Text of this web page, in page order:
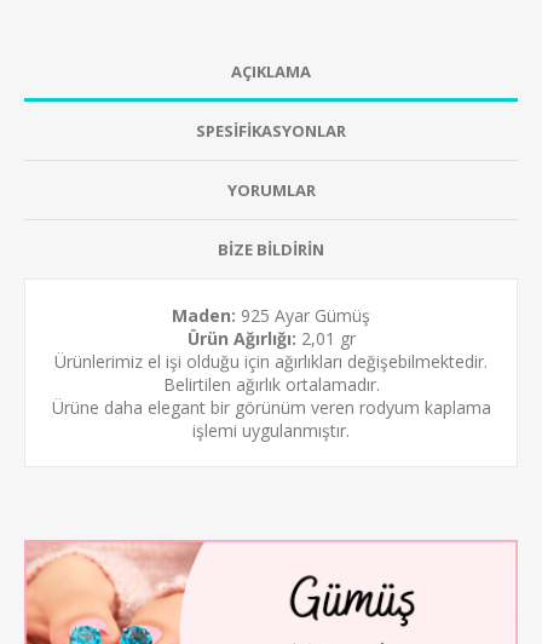
AÇIKLAMA
SPESİFİKASYONLAR
YORUMLAR
BİZE BİLDİRİN
Maden: 925 Ayar Gümüş
Ürün Ağırlığı: 2,01 gr
Ürünlerimiz el işi olduğu için ağırlıkları değişebilmektedir.
Belirtilen ağırlık ortalamadır.
Ürüne daha elegant bir görünüm veren rodyum kaplama
işlemi uygulanmıştır.